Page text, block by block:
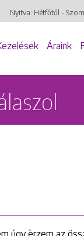
Nyitva: Hétfőtől -
Áraink
úgy èrzem az